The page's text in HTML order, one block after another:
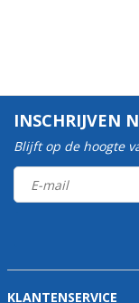
INSCHRIJVEN
Blijft op de hoogte
KLANTENSERVICE